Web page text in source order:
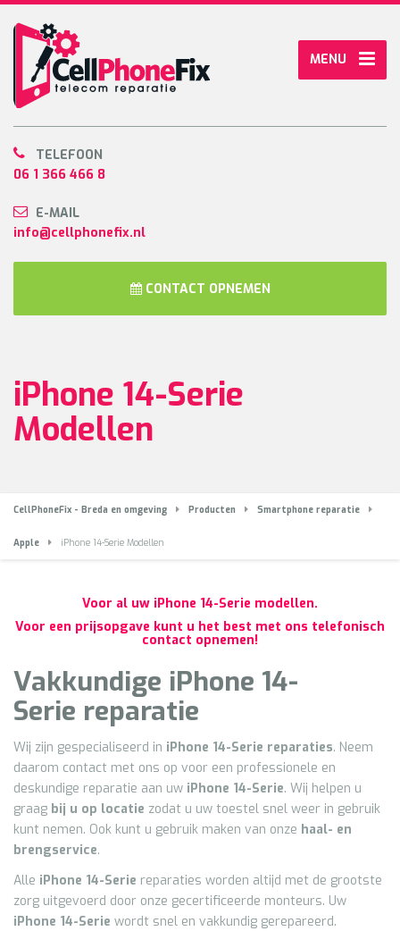
MENU
TELEFOON
06 1 366 466 8
E-MAIL
info@cellphonefix.nl
CONTACT OPNEMEN
iPhone 14-Serie
Modellen
CellPhoneFix - Breda en omgeving Producten Smartphone reparatie
Apple iPhone 14-Serie Modellen
Voor al uw iPhone 14-Serie modellen.
Voor een prijsopgave kunt u het best met ons telefonisch
contact opnemen!
Vakkundige iPhone 14-
Serie reparatie
Wij zijn gespecialiseerd in iPhone 14-Serie reparaties. Neem
daarom contact met ons op voor een professionele en
deskundige reparatie aan uw iPhone 14-Serie. Wij helpen u
graag bij u op locatie zodat u uw toestel snel weer in gebruik
kunt nemen. Ook kunt u gebruik maken van onze haal- en
brengservice.
Alle iPhone 14-Serie reparaties worden altijd met de grootste
zorg uitgevoerd door onze gecertificeerde monteurs. Uw
iPhone 14-Serie wordt snel en vakkundig gerepareerd.